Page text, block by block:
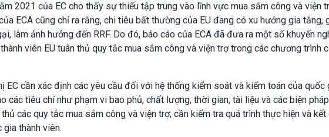
2021 của EC cho thấy sự thiếu tập trung vào lĩnh vực mua sắm công và viện
ECA cũng chỉ ra rằng, chi tiêu bất thường của EU đang có xu hướng gia tăng,
làm ảnh hưởng đến RRF. Do đó, báo cáo của ECA đã đưa ra một số khuyến
viên EU tuân thủ quy tắc mua sắm công và viện trợ trong các chương trình
EC cần xác định các yêu cầu đối với hệ thống kiểm soát và kiểm toán của quốc
các tiêu chí như phạm vi bao phủ, chất lượng, thời gian, tài liệu và các biện
các quy tắc mua sắm công và viện trợ; cần kiểm tra quá trình thực hiện và kết
thành viên.